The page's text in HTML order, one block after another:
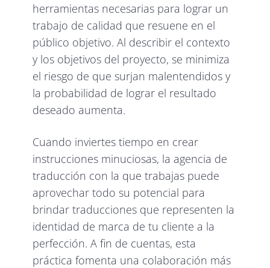
herramientas necesarias para lograr un
trabajo de calidad que resuene en el
público objetivo. Al describir el contexto
y los objetivos del proyecto, se minimiza
el riesgo de que surjan malentendidos y
la probabilidad de lograr el resultado
deseado aumenta.
Cuando inviertes tiempo en crear
instrucciones minuciosas, la agencia de
traducción con la que trabajas puede
aprovechar todo su potencial para
brindar traducciones que representen la
identidad de marca de tu cliente a la
perfección. A fin de cuentas, esta
práctica fomenta una colaboración más